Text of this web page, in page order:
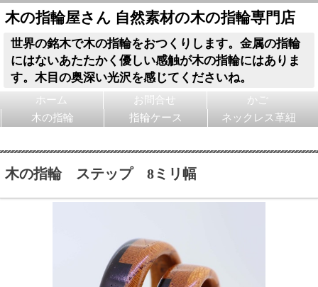
木の指輪屋さん 自然素材の木の指輪専門店
世界の銘木で木の指輪をおつくりします。金属の指輪
にはないあたたかく優しい感触が木の指輪にはありま
す。木目の奥深い光沢を感じてくださいね。
ホーム お問合せ
かご
木の指輪
指輪ケース ネックレス革紐
木の指輪 ステップ 8ミリ幅